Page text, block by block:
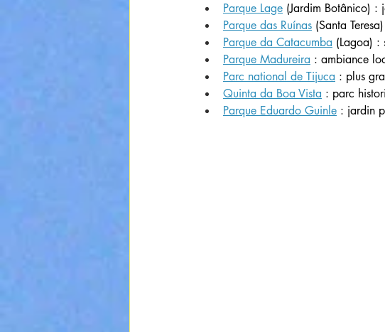
Parque Lage (Jardim Botânico) :
Parque das Ruínas (Santa
Parque da Catacumba (Lagoa) :
Parque Madureira : ambiance
Parc national de Tijuca : plus
Quinta da Boa Vista : parc
Parque Eduardo Guinle : jardin